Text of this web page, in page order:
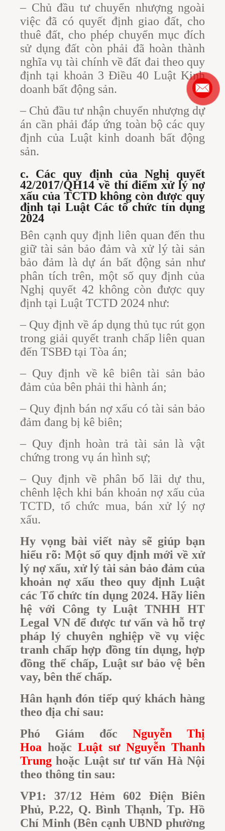
– Chủ đầu tư chuyển nhượng ngoài
việc đã có quyết định giao đất, cho
thuê đất, cho phép chuyển mục đích
sử dụng đất còn phải đã hoàn thành
nghĩa vụ tài chính về đất đai theo quy
định tại khoản 3 Điều 40 Luật Kinh
doanh bất động sản.
– Chủ đầu tư nhận chuyển nhượng dự
án cần phải đáp ứng toàn bộ các quy
định của Luật kinh doanh bất động
sản.
c. Các quy định của Nghị quyết
42/2017/QH14 về thí điểm xử lý nợ
xấu của TCTD không còn được quy
định tại Luật Các tổ chức tín dụng
2024
Bên cạnh quy định liên quan đến thu
giữ tài sản bảo đảm và xử lý tài sản
bảo đảm là dự án bất động sản như
phân tích trên, một số quy định của
Nghị quyết 42 không còn được quy
định tại Luật TCTD 2024 như:
– Quy định về áp dụng thủ tục rút gọn
trong giải quyết tranh chấp liên quan
đến TSBĐ tại Tòa án;
– Quy định về kê biên tài sản bảo
đảm của bên phải thi hành án;
– Quy định bán nợ xấu có tài sản bảo
đảm đang bị kê biên;
– Quy định hoàn trả tài sản là vật
chứng trong vụ án hình sự;
– Quy định về phân bổ lãi dự thu,
chênh lệch khi bán khoản nợ xấu của
TCTD, tổ chức mua, bán xử lý nợ
xấu.
Hy vọng bài viết này sẽ giúp bạn
hiểu rõ: Một số quy định mới về xử
lý nợ xấu, xử lý tài sản bảo đảm của
khoản nợ xấu theo quy định Luật
các Tổ chức tín dụng 2024. Hãy liên
hệ với Công ty Luật TNHH HT
Legal VN để được tư vấn và hỗ trợ
pháp lý chuyên nghiệp về vụ việc
tranh chấp hợp đồng tín dụng, hợp
đồng thế chấp, Luật sư bảo vệ bên
vay, bên thế chấp.
Hân hạnh đón tiếp quý khách hàng
theo địa chỉ sau:
Phó Giám đốc
Nguyễn Thị
Hoa hoặc Luật sư Nguyễn Thanh
Trung hoặc Luật sư tư vấn Hà Nội
theo thông tin sau:
VP1: 37/12 Hẻm 602 Điện Biên
Phủ, P.22, Q. Bình Thạnh, Tp. Hồ
Chí Minh (Bên cạnh UBND phường